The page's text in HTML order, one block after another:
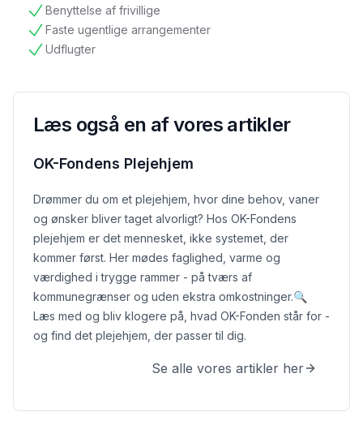
Benyttelse af frivillige
tilgængelig
Faste ugentlige arrangementer
tilgængelig
Udflugter
tilgængelig
Læs også en af vores artikler
OK-Fondens Plejehjem
Drømmer du om et plejehjem, hvor dine behov, vaner
og ønsker bliver taget alvorligt? Hos OK-Fondens
plejehjem er det mennesket, ikke systemet, der
kommer først. Her mødes faglighed, varme og
værdighed i trygge rammer - på tværs af
kommunegrænser og uden ekstra omkostninger.🔍
Læs med og bliv klogere på, hvad OK-Fonden står for -
og find det plejehjem, der passer til dig.
Se alle vores artikler her